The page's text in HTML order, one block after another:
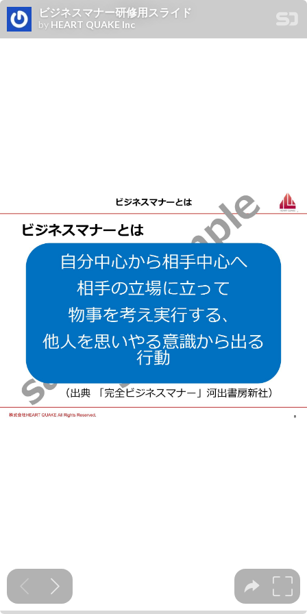
ビジネスマナー研修用スライド
by HEART QUAKE Inc